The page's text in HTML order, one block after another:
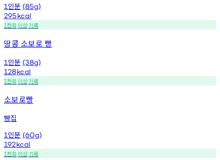
1 인분 (85g)
295kcal
1천회 이상기록
땅콩 소보로 빵
1 인분 (38g)
128kcal
1천회 이상기록
소보로빵
빵집
1 인분 (60g)
192kcal
1천회 이상기록